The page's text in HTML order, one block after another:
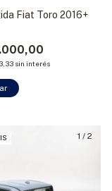
Fiat Toro 2016+
sin interés
1 / 2